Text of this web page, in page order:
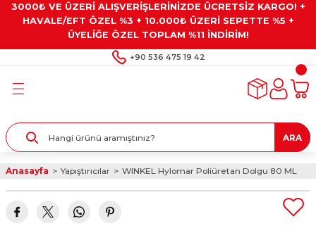
3000₺ VE ÜZERİ ALIŞVERİŞLERİNİZDE ÜCRETSİZ KARGO! +
HAVALE/EFT ÖZEL %3 + 10.000₺ ÜZERİ SEPETTE %5 +
ÜYELİĞE ÖZEL TOPLAM %11 İNDİRİM!
+90 536 475 19 42
Geri Dön
Geri Dön
Geri Dön
Gresler
Geri Dön
Alet Setleri
Geri Dön
Taşları ve
ARA
Anasayfa Yapıştırıcılar WINKEL Hylomar Poliüretan Dolgu 80 ML